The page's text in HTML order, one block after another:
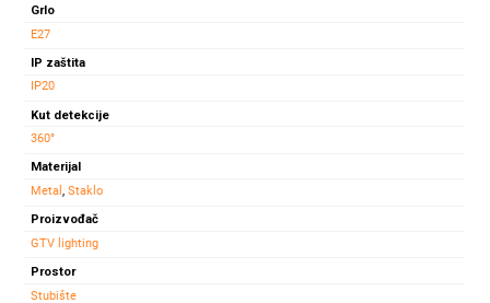
Grlo
E27
IP zaštita
IP20
Kut detekcije
360°
Materijal
Metal , Staklo
Proizvođač
GTV lighting
Prostor
Stubište